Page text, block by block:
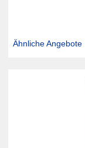
Ähnliche Angebote